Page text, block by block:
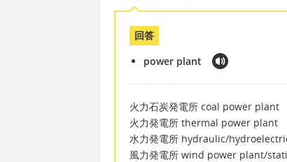
回答
power plant
火力石炭発電所 coal power plant
火力発電所 thermal power plant
水力発電所 hydraulic/
風力発電所 wind power plant/